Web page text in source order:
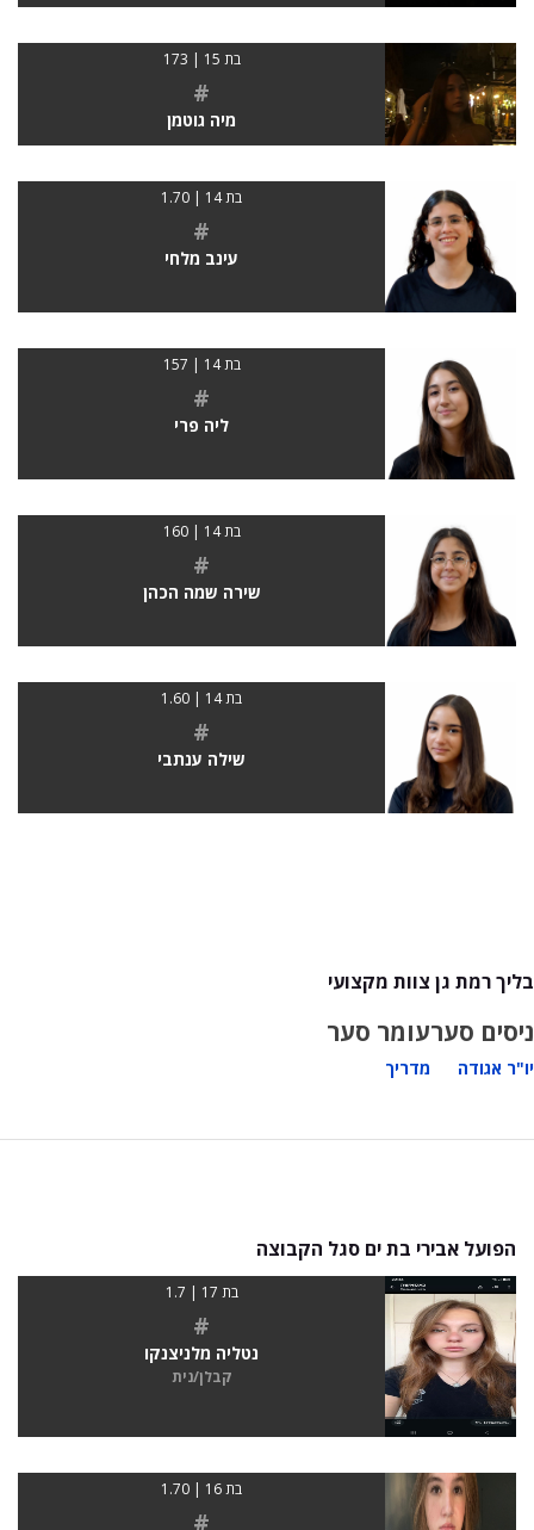
בת 15 | 173
#
מיה גוטמן
בת 14 | 1.70
#
עינב מלחי
בת 14 | 157
#
ליה פרי
בת 14 | 160
#
שירה שמה הכהן
בת 14 | 1.60
#
שילה ענתבי
בליך רמת גן צוות מקצועי
ניסים סער
יו"ר אגודה
עומר סער
מדריך
הפועל אבירי בת ים סגל הקבוצה
בת 17 | 1.7
#
נטליה מלניצנקו
קבלן/נית
בת 16 | 1.70
#